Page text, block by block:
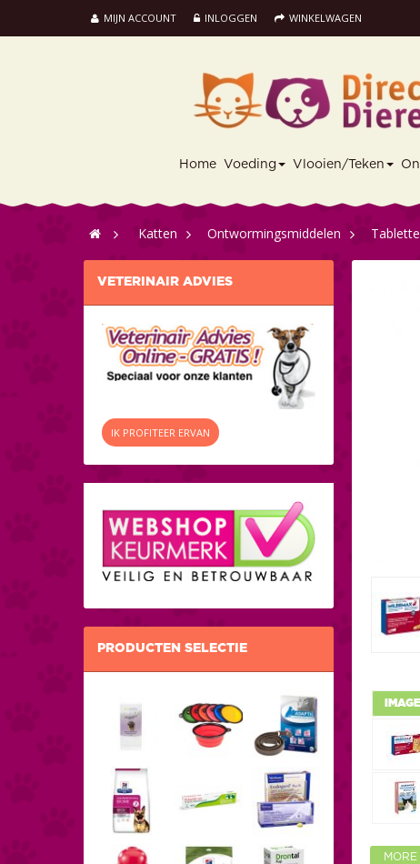
MIJN ACCOUNT INLOGGEN WINKELWAGEN
Home Voeding Vlooien/Teken
> Katten > Ontwormingsmiddelen >
VETERINAIR ADVIES
IK PROFITEER ERVAN
PRODUCTEN SELECTIE
IMAGE